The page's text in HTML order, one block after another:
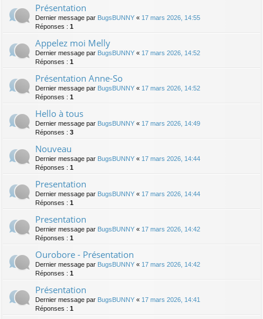
Présentation
Dernier message par BugsBUNNY « 17 mars 2026, 14:55
Réponses : 1
Appelez moi Melly
Dernier message par BugsBUNNY « 17 mars 2026, 14:52
Réponses : 1
Présentation Anne-So
Dernier message par BugsBUNNY « 17 mars 2026, 14:52
Réponses : 1
Hello à tous
Dernier message par BugsBUNNY « 17 mars 2026, 14:49
Réponses : 3
Nouveau
Dernier message par BugsBUNNY « 17 mars 2026, 14:44
Réponses : 1
Presentation
Dernier message par BugsBUNNY « 17 mars 2026, 14:44
Réponses : 1
Presentation
Dernier message par BugsBUNNY « 17 mars 2026, 14:42
Réponses : 1
Ourobore - Présentation
Dernier message par BugsBUNNY « 17 mars 2026, 14:42
Réponses : 1
Présentation
Dernier message par BugsBUNNY « 17 mars 2026, 14:41
Réponses : 1